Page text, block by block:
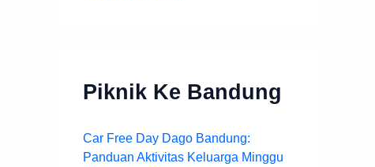
Piknik Ke Bandung
Car Free Day Dago Bandung:
Panduan Aktivitas Keluarga Minggu